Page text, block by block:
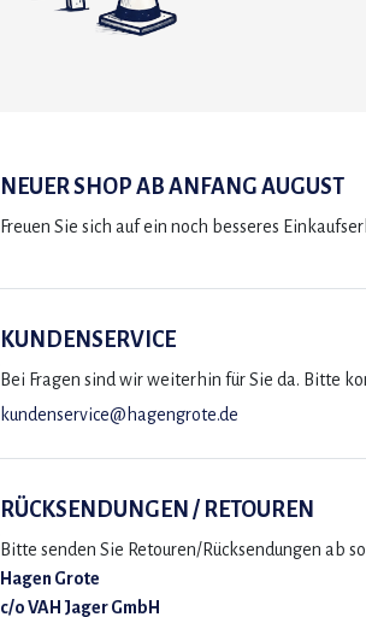
NEUER SHOP AB ANFANG AUGUST
Freuen Sie sich auf ein noch besseres
KUNDENSERVICE
Bei Fragen sind wir weiterhin für Sie da. Bitte
kundenservice@hagengrote.de
RÜCKSENDUNGEN / RETOUREN
Bitte senden Sie Retouren/Rücksendungen ab
Hagen Grote
c/o VAH Jager GmbH